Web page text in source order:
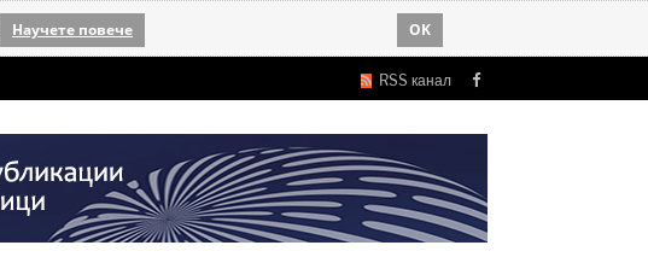
Научете повече OK
RSS канал Facebook